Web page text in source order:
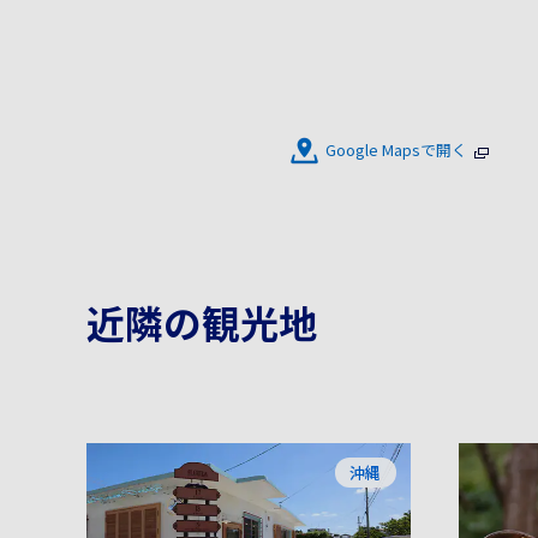
Google Mapsで開く
近隣の観光地
沖縄